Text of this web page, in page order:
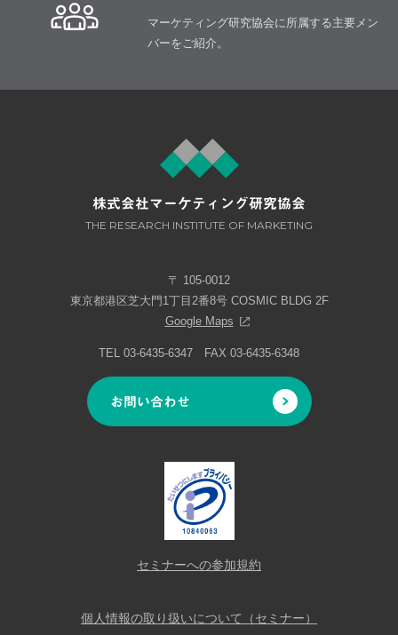
マーケティング研究協会に所属する主要メン
バーをご紹介。
株式会社マーケティング研究協会
THE RESEARCH INSTITUTE OF MARKETING
〒 105-0012
東京都港区芝大門1丁目2番8号 COSMIC BLDG 2F
Google Maps
TEL 03-6435-6347 FAX 03-6435-6348
お問い合わせ
セミナーへの参加規約
個人情報の取り扱いについて（セミナー）